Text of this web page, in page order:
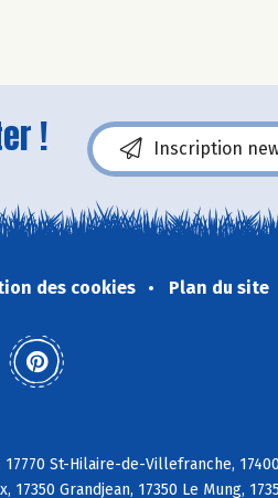
! Inscription
des cookies Plan du site
St-Hilaire-de-Villefranche,
17350 Grandjean, 17350 Le Mung,